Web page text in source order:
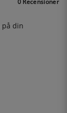
0 Recensioner
på din